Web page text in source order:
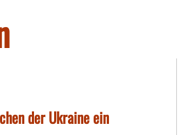
der Ukraine ein